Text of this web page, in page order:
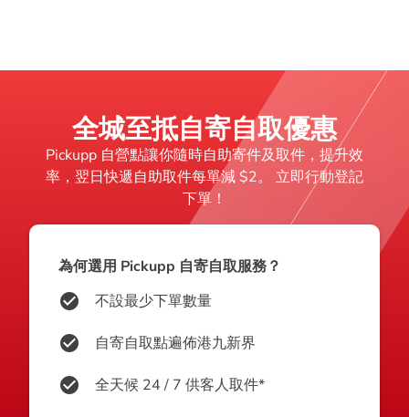
全城至抵自寄自取優惠
Pickupp 自營點讓你隨時自助寄件及取件，提升效
率，翌日快遞自助取件每單減 $2。 立即行動登記
下單！
為何選用 Pickupp 自寄自取服務？
check_circle 不設最少下單數量
check_circle 自寄自取點遍佈港九新界
check_circle 全天候 24 / 7 供客人取件*